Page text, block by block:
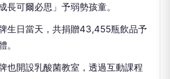
長可爾必思」予弱勢孩童。
生日當天，共捐贈43,455瓶飲品予
。
也開設乳酸菌教室，透過互動課程